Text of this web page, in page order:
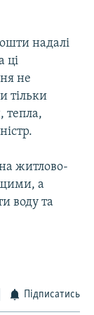
надалі
ці
не
тільки
тепла,
житлово-
а
воду та
Підписатись